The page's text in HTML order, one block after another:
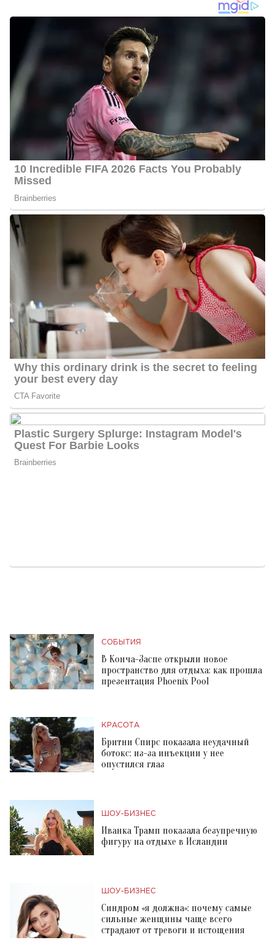
СОБЫТИЯ
В Конча-Заспе открыли новое
пространство для отдыха: как прошла
презентация Phoenix Pool
КРАСОТА
Бритни Спирс показала неудачный
ботокс: из-за инъекции у нее
опустился глаз
ШОУ-БИЗНЕС
Иванка Трамп показала безупречную
фигуру на отдыхе в Исландии
ШОУ-БИЗНЕС
Синдром «я должна»: почему самые
сильные женщины чаще всего
страдают от тревоги и истощения